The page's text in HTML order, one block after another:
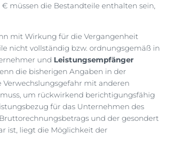
€ müssen die Bestandteile enthalten sein,
mit Wirkung für die Vergangenheit
nicht vollständig bzw. ordnungsgemäß in
und Leistungsempfänger
die bisherigen Angaben in der
mit anderen
muss, um rückwirkend berichtigungsfähig
für das Unternehmen des
und der gesondert
ist, liegt die Möglichkeit der